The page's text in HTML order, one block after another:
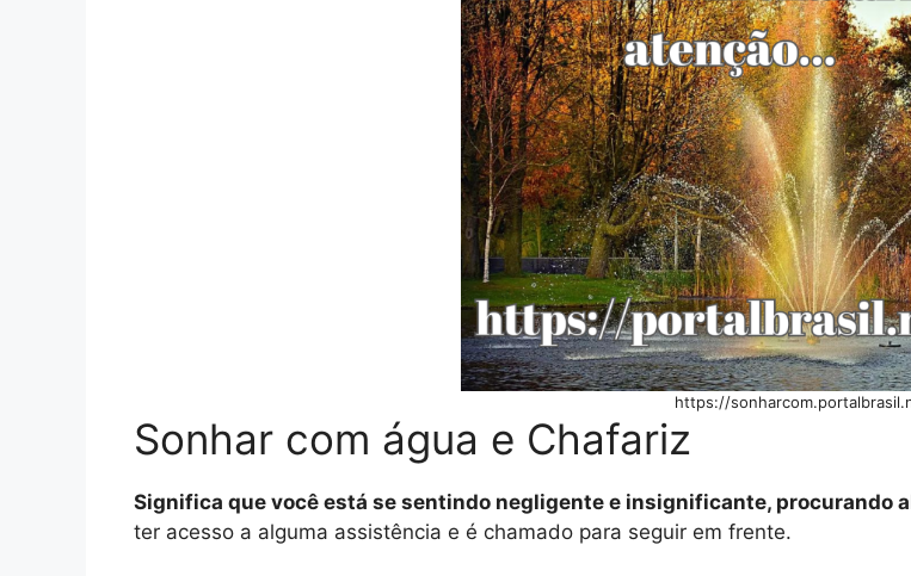
https://
Sonhar com água e Chafariz
Significa que você está se sentindo negligente e insignificante, procurando
ter acesso a alguma assistência e é chamado para seguir em frente.